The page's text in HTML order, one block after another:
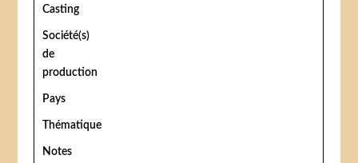
Casting
Société(s)
de
production
Pays
Thématique
Notes